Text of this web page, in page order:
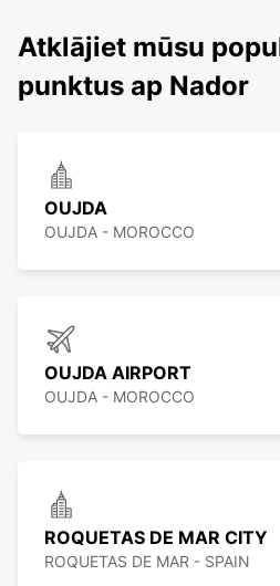
Atklājiet mūsu
punktus ap Nador
OUJDA
OUJDA - MOROCCO
OUJDA AIRPORT
OUJDA - MOROCCO
ROQUETAS DE MAR CITY
ROQUETAS DE MAR - SPAIN